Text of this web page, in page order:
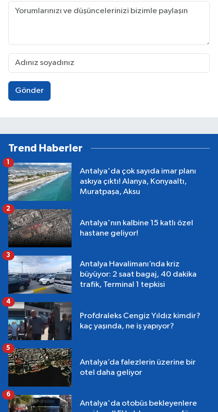
Gönder
Trend Haberler
Antalya'da çok sayıda imar planı
askıya çıktı! Alanya, Konyaaltı,
Muratpaşa, Aksu
1
Antalya'nın kalbine 15 katlı özel
hastane geliyor!
2
Antalya Havalimanı’nda kriz
büyüyor: 2 saat bagaj, 40 dakika
trafik, Terminal 1 tepkisi
3
Profdraleks Cengiz Yıldız kimdir?
kaç yaşında, ne iş yapıyor?
4
Antalya’da falezlerin üzerine bir
otel daha geliyor
5
Antalya'da otobüs bekleyenlere
6